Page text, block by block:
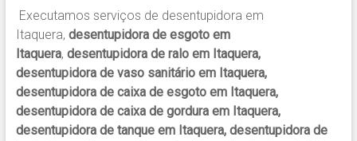
Executamos serviços de desentupidora em
Itaquera, desentupidora de esgoto em
Itaquera, desentupidora de ralo em Itaquera,
desentupidora de vaso sanitário em Itaquera,
desentupidora de caixa de esgoto em Itaquera,
desentupidora de caixa de gordura em Itaquera,
desentupidora de tanque em Itaquera, desentupidora de